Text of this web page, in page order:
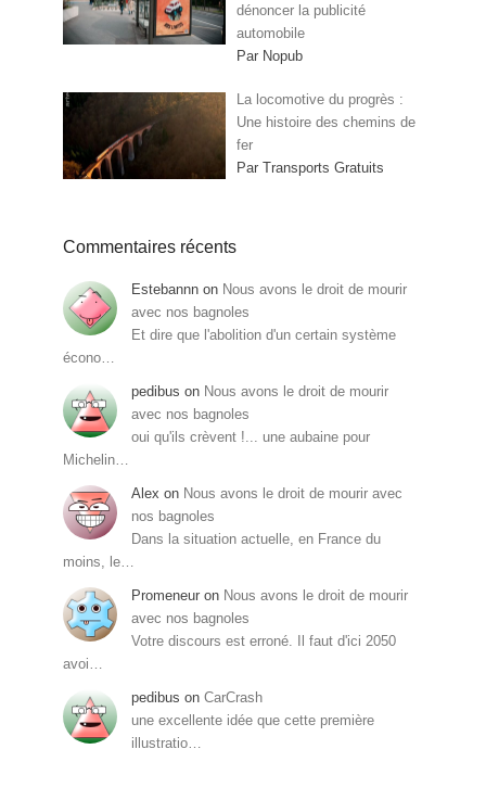
dénoncer la publicité
automobile
Par Nopub
La locomotive du progrès :
Une histoire des chemins de
fer
Par Transports Gratuits
Commentaires récents
Estebannn on Nous avons le droit de mourir
avec nos bagnoles
Et dire que l'abolition d'un certain système
écono…
pedibus on Nous avons le droit de mourir
avec nos bagnoles
oui qu'ils crèvent !... une aubaine pour
Michelin…
Alex on Nous avons le droit de mourir avec
nos bagnoles
Dans la situation actuelle, en France du
moins, le…
Promeneur on Nous avons le droit de mourir
avec nos bagnoles
Votre discours est erroné. Il faut d'ici 2050
avoi…
pedibus on CarCrash
une excellente idée que cette première
illustratio…